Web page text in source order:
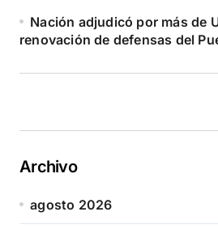
Nación adjudicó por más de
renovación de defensas del
Archivo
agosto 2026